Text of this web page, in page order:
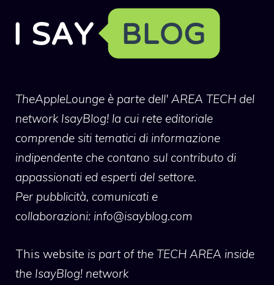
TheAppleLounge è parte dell' AREA TECH del
network IsayBlog! la cui rete editoriale
comprende siti tematici di informazione
indipendente che contano sul contributo di
appassionati ed esperti del settore.
Per pubblicità, comunicati e
collaborazioni: info@isayblog.com
This website is part of the TECH AREA inside
the IsayBlog! network